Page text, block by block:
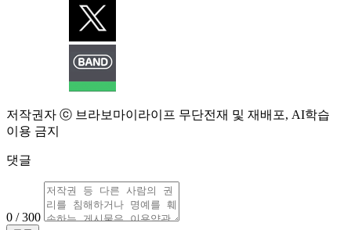
저작권자 ⓒ 브라보마이라이프 무단전재 및 재배포, AI학습
이용 금지
댓글
0 / 300